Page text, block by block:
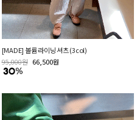
[MADE] 볼륨 라이닝 셔츠 (3col)
95,000원 66,500원